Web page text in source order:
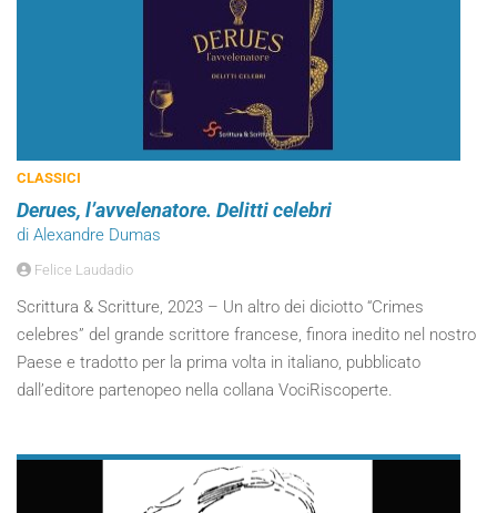
CLASSICI
Derues, l’avvelenatore. Delitti celebri
di Alexandre Dumas
Felice Laudadio
Scrittura & Scritture, 2023 – Un altro dei diciotto “Crimes
celebres” del grande scrittore francese, finora inedito nel nostro
Paese e tradotto per la prima volta in italiano, pubblicato
dall’editore partenopeo nella collana VociRiscoperte.